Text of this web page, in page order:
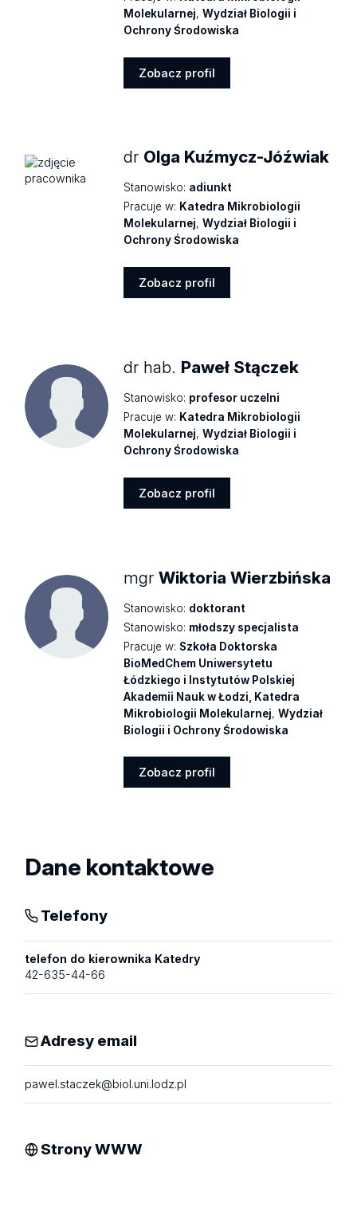
Molekularnej,Wydział Biologii i
Ochrony Środowiska
Zobacz profil
dr Olga Kuźmycz-Jóźwiak
Stanowisko: adiunkt
Pracuje w: Katedra Mikrobiologii
Molekularnej,Wydział Biologii i
Ochrony Środowiska
Zobacz profil
dr hab. Paweł Stączek
Stanowisko: profesor uczelni
Pracuje w: Katedra Mikrobiologii
Molekularnej,Wydział Biologii i
Ochrony Środowiska
Zobacz profil
mgrWiktoria Wierzbińska
Stanowisko: doktorant
Stanowisko: młodszy specjalista
Pracuje w: Szkoła Doktorska
BioMedChem Uniwersytetu
Łódzkiego i Instytutów Polskiej
Akademii Nauk w Łodzi, Katedra
Mikrobiologii Molekularnej,Wydział
Biologii i Ochrony Środowiska
Zobacz profil
Dane kontaktowe
Telefony
telefon do kierownika Katedry
42-635-44-66
Adresy email
pawel.staczek@biol.uni.lodz.pl
Strony WWW